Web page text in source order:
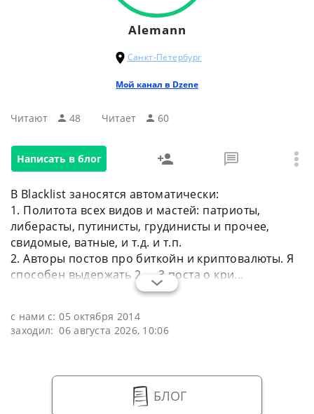
Alemann
Санкт-Петербург
Мой канал в Dzenе
Читают 48 Читаeт 60
Написать в блог
В Blacklist заносятся автоматически:
1. Политота всех видов и мастей: патриоты,
либерасты, путинисты, грудинисты и прочее,
свидомые, ватные, и т.д. и т.п.
2. Авторы постов про биткойн и криптовалюты. Я
способен выдержать 2 — 3 поста о кри...
с нами с: 05 октября 2014
заходил: 06 августа 2026, 10:06
БЛОГ